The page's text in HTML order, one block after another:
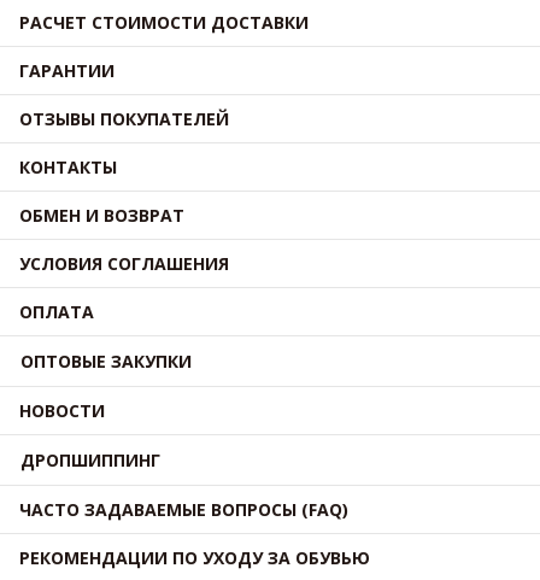
РАСЧЕТ СТОИМОСТИ ДОСТАВКИ
ГАРАНТИИ
ОТЗЫВЫ ПОКУПАТЕЛЕЙ
КОНТАКТЫ
ОБМЕН И ВОЗВРАТ
УСЛОВИЯ СОГЛАШЕНИЯ
ОПЛАТА
ОПТОВЫЕ ЗАКУПКИ
НОВОСТИ
ДРОПШИППИНГ
ЧАСТО ЗАДАВАЕМЫЕ ВОПРОСЫ (FAQ)
РЕКОМЕНДАЦИИ ПО УХОДУ ЗА ОБУВЬЮ